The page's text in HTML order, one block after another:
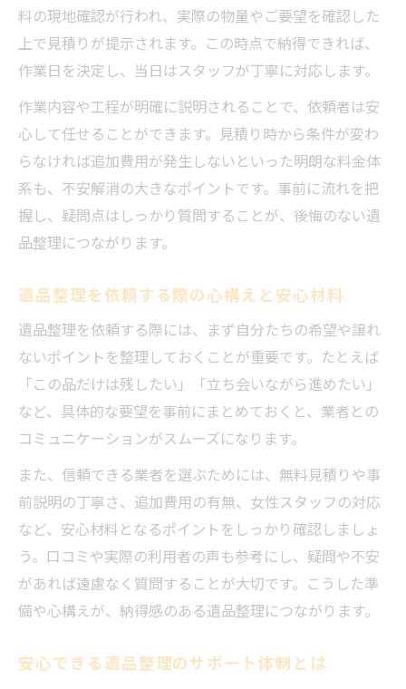
遺品整理を通じて考えるこれからの暮らし
遺品整理で大切にしたい未来への配慮
料の現地確認が行われ、実際の物量やご要望を確認した
上で見積りが提示されます。この時点で納得できれば、
作業日を決定し、当日はスタッフが丁寧に対応します。
作業内容や工程が明確に説明されることで、依頼者は安
心して任せることができます。見積り時から条件が変わ
らなければ追加費用が発生しないといった明朗な料金体
系も、不安解消の大きなポイントです。事前に流れを把
握し、疑問点はしっかり質問することが、後悔のない遺
品整理につながります。
遺品整理を依頼する際の心構えと安心材料
遺品整理を依頼する際には、まず自分たちの希望や譲れ
ないポイントを整理しておくことが重要です。たとえば
「この品だけは残したい」「立ち会いながら進めたい」
など、具体的な要望を事前にまとめておくと、業者との
コミュニケーションがスムーズになります。
また、信頼できる業者を選ぶためには、無料見積りや事
前説明の丁寧さ、追加費用の有無、女性スタッフの対応
など、安心材料となるポイントをしっかり確認しましょ
う。口コミや実際の利用者の声も参考にし、疑問や不安
があれば遠慮なく質問することが大切です。こうした準
備や心構えが、納得感のある遺品整理につながります。
安心できる遺品整理のサポート体制とは